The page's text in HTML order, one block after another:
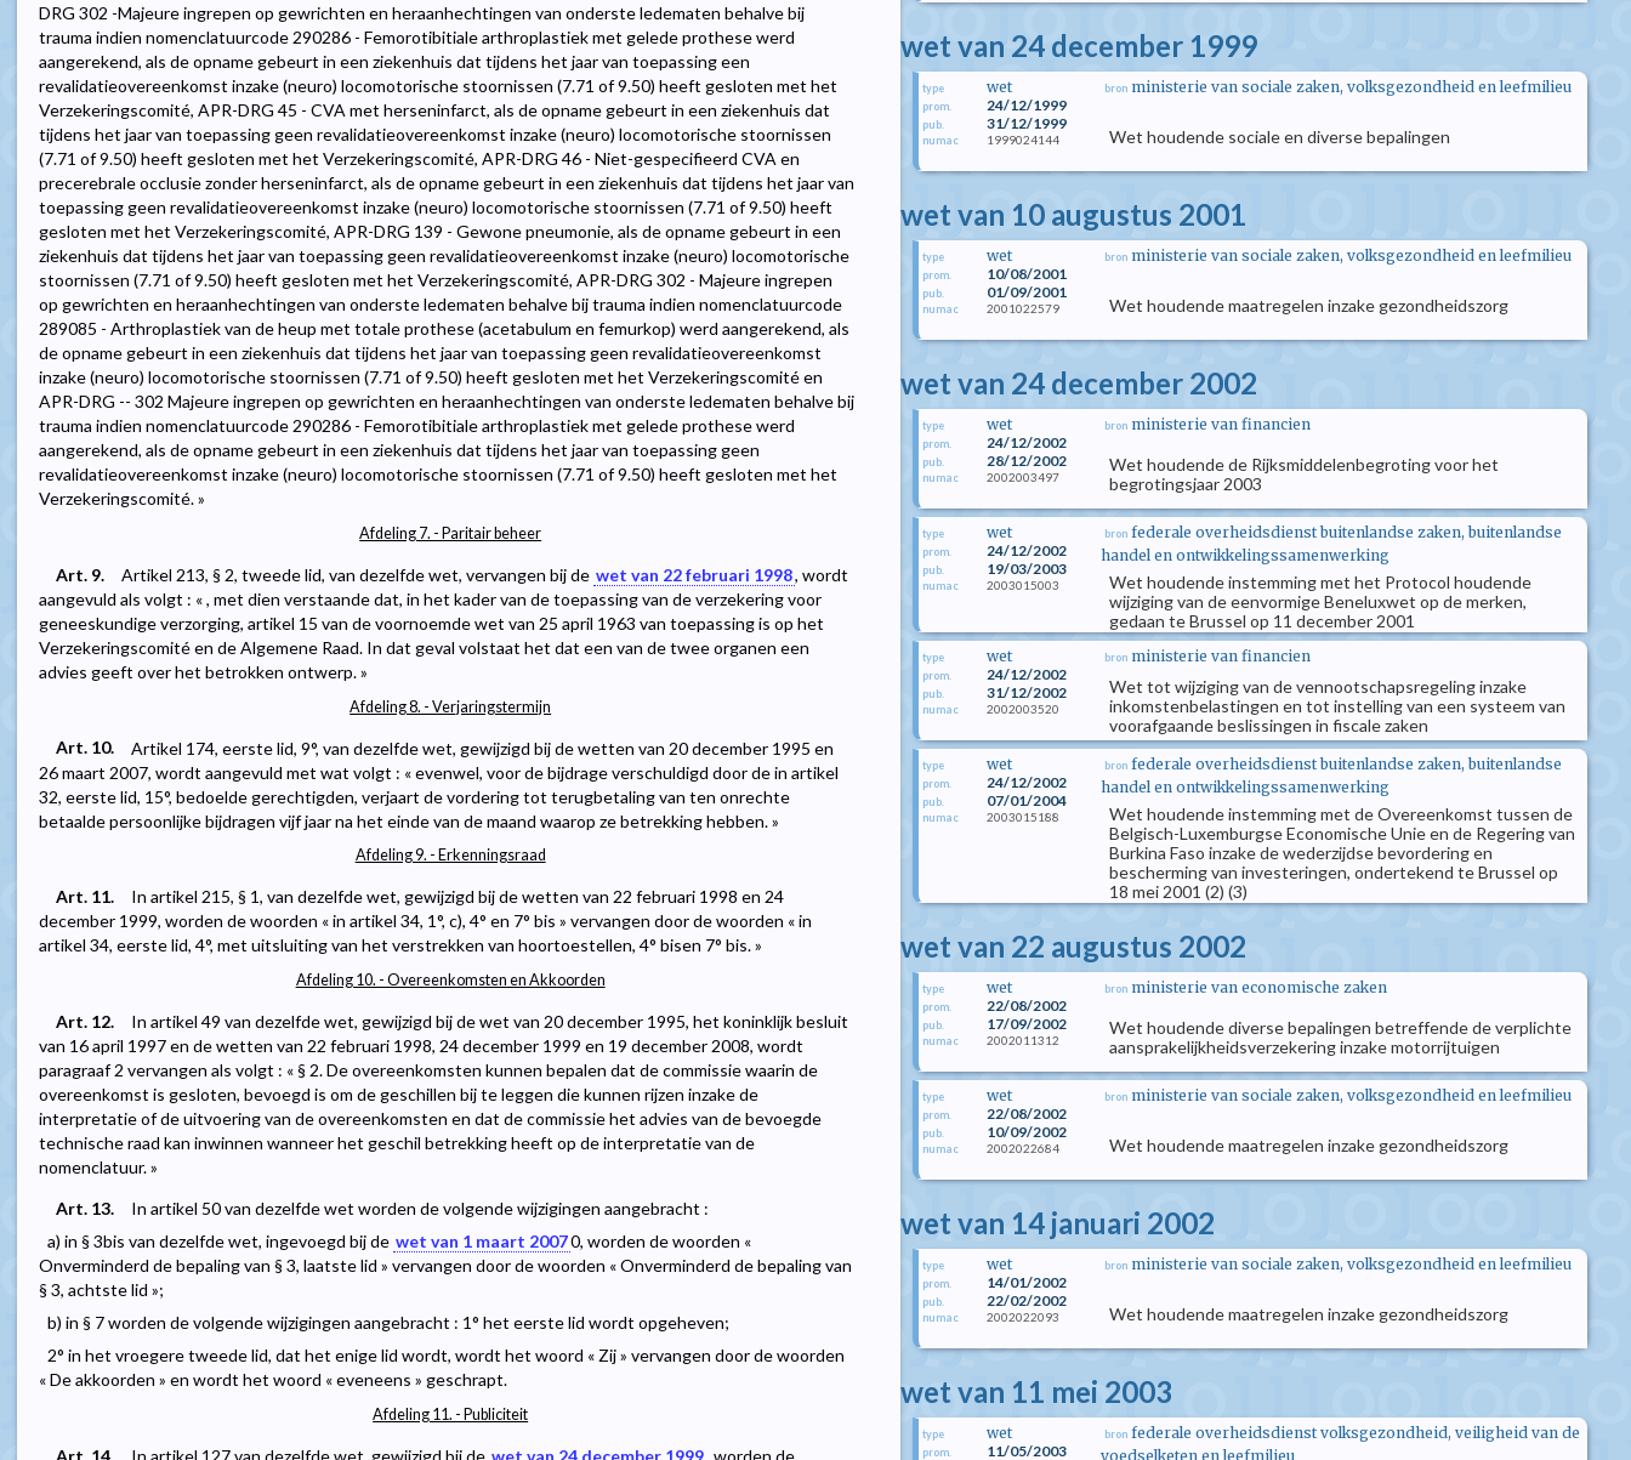
DRG 302 -Majeure ingrepen op gewrichten en heraanhechtingen van onderste ledematen behalve bij
trauma indien nomenclatuurcode 290286 - Femorotibitiale arthroplastiek met gelede prothese werd
aangerekend, als de opname gebeurt in een ziekenhuis dat tijdens het jaar van toepassing een
revalidatieovereenkomst inzake (neuro) locomotorische stoornissen (7.71 of 9.50) heeft gesloten met het
Verzekeringscomité, APR-DRG 45 - CVA met herseninfarct, als de opname gebeurt in een ziekenhuis dat
tijdens het jaar van toepassing geen revalidatieovereenkomst inzake (neuro) locomotorische stoornissen
(7.71 of 9.50) heeft gesloten met het Verzekeringscomité, APR-DRG 46 - Niet-gespecifieerd CVA en
precerebrale occlusie zonder herseninfarct, als de opname gebeurt in een ziekenhuis dat tijdens het jaar van
toepassing geen revalidatieovereenkomst inzake (neuro) locomotorische stoornissen (7.71 of 9.50) heeft
gesloten met het Verzekeringscomité, APR-DRG 139 - Gewone pneumonie, als de opname gebeurt in een
ziekenhuis dat tijdens het jaar van toepassing geen revalidatieovereenkomst inzake (neuro) locomotorische
stoornissen (7.71 of 9.50) heeft gesloten met het Verzekeringscomité, APR-DRG 302 - Majeure ingrepen
op gewrichten en heraanhechtingen van onderste ledematen behalve bij trauma indien nomenclatuurcode
289085 - Arthroplastiek van de heup met totale prothese (acetabulum en femurkop) werd aangerekend, als
de opname gebeurt in een ziekenhuis dat tijdens het jaar van toepassing geen revalidatieovereenkomst
inzake (neuro) locomotorische stoornissen (7.71 of 9.50) heeft gesloten met het Verzekeringscomité en
APR-DRG -- 302 Majeure ingrepen op gewrichten en heraanhechtingen van onderste ledematen behalve bij
trauma indien nomenclatuurcode 290286 - Femorotibitiale arthroplastiek met gelede prothese werd
aangerekend, als de opname gebeurt in een ziekenhuis dat tijdens het jaar van toepassing geen
revalidatieovereenkomst inzake (neuro) locomotorische stoornissen (7.71 of 9.50) heeft gesloten met het
Verzekeringscomité. »
Afdeling 7. - Paritair beheer
Art. 9. Artikel 213, § 2, tweede lid, van dezelfde wet, vervangen bij de wet van 22 februari 1998, wordt
aangevuld als volgt : « , met dien verstaande dat, in het kader van de toepassing van de verzekering voor
geneeskundige verzorging, artikel 15 van de voornoemde wet van 25 april 1963 van toepassing is op het
Verzekeringscomité en de Algemene Raad. In dat geval volstaat het dat een van de twee organen een
advies geeft over het betrokken ontwerp. »
Afdeling 8. - Verjaringstermijn
Art. 10.
Artikel 174, eerste lid, 9°, van dezelfde wet, gewijzigd bij de wetten van 20 december 1995 en
26 maart 2007, wordt aangevuld met wat volgt : « evenwel, voor de bijdrage verschuldigd door de in artikel
32, eerste lid, 15°, bedoelde gerechtigden, verjaart de vordering tot terugbetaling van ten onrechte
betaalde persoonlijke bijdragen vijf jaar na het einde van de maand waarop ze betrekking hebben. »
Afdeling 9. - Erkenningsraad
Art. 11.
In artikel 215, § 1, van dezelfde wet, gewijzigd bij de wetten van 22 februari 1998 en 24
december 1999, worden de woorden « in artikel 34, 1°, c), 4° en 7° bis » vervangen door de woorden « in
artikel 34, eerste lid, 4°, met uitsluiting van het verstrekken van hoortoestellen, 4° bisen 7° bis. »
Afdeling 10. - Overeenkomsten en Akkoorden
Art. 12.
In artikel 49 van dezelfde wet, gewijzigd bij de wet van 20 december 1995, het koninklijk besluit
van 16 april 1997 en de wetten van 22 februari 1998, 24 december 1999 en 19 december 2008, wordt
paragraaf 2 vervangen als volgt : « § 2. De overeenkomsten kunnen bepalen dat de commissie waarin de
overeenkomst is gesloten, bevoegd is om de geschillen bij te leggen die kunnen rijzen inzake de
interpretatie of de uitvoering van de overeenkomsten en dat de commissie het advies van de bevoegde
technische raad kan inwinnen wanneer het geschil betrekking heeft op de interpretatie van de
nomenclatuur. »
Art. 13.
In artikel 50 van dezelfde wet worden de volgende wijzigingen aangebracht :
a) in § 3bis van dezelfde wet, ingevoegd bij de wet van 1 maart 20070, worden de woorden «
Onverminderd de bepaling van § 3, laatste lid » vervangen door de woorden « Onverminderd de bepaling van
§ 3, achtste lid »;
b) in § 7 worden de volgende wijzigingen aangebracht : 1° het eerste lid wordt opgeheven;
2° in het vroegere tweede lid, dat het enige lid wordt, wordt het woord « Zij » vervangen door de woorden
« De akkoorden » en wordt het woord « eveneens » geschrapt.
Afdeling 11. - Publiciteit
Art. 14. In artikel 127 van dezelfde wet, gewijzigd bij de wet van 24 december 1999 , worden de
wet van 24 december 1999
type wet
prom. 24/12/1999
pub. 31/12/1999
numac 1999024144
bron ministerie van sociale zaken, volksgezondheid en leefmilieu
Wet houdende sociale en diverse bepalingen
wet van 10 augustus 2001
type wet
prom. 10/08/2001
pub. 01/09/2001
numac 2001022579
bron ministerie van sociale zaken, volksgezondheid en leefmilieu
Wet houdende maatregelen inzake gezondheidszorg
wet van 24 december 2002
type wet
prom. 24/12/2002
pub. 28/12/2002
numac 2002003497
bron ministerie van financien
Wet houdende de Rijksmiddelenbegroting voor het
begrotingsjaar 2003
type wet
prom. 24/12/2002
pub. 19/03/2003
numac 2003015003
bron federale overheidsdienst buitenlandse zaken, buitenlandse
handel en ontwikkelingssamenwerking
Wet houdende instemming met het Protocol houdende
wijziging van de eenvormige Beneluxwet op de merken,
gedaan te Brussel op 11 december 2001
type wet
prom. 24/12/2002
pub. 31/12/2002
numac 2002003520
bron ministerie van financien
Wet tot wijziging van de vennootschapsregeling inzake
inkomstenbelastingen en tot instelling van een systeem van
voorafgaande beslissingen in fiscale zaken
type wet
prom. 24/12/2002
pub. 07/01/2004
numac 2003015188
bron federale overheidsdienst buitenlandse zaken, buitenlandse
handel en ontwikkelingssamenwerking
Wet houdende instemming met de Overeenkomst tussen de
Belgisch-Luxemburgse Economische Unie en de Regering van
Burkina Faso inzake de wederzijdse bevordering en
bescherming van investeringen, ondertekend te Brussel op
18 mei 2001 (2) (3)
wet van 22 augustus 2002
type wet
prom. 22/08/2002
pub. 17/09/2002
numac 2002011312
bron ministerie van economische zaken
Wet houdende diverse bepalingen betreffende de verplichte
aansprakelijkheidsverzekering inzake motorrijtuigen
type wet
prom. 22/08/2002
pub. 10/09/2002
numac 2002022684
bron ministerie van sociale zaken, volksgezondheid en leefmilieu
Wet houdende maatregelen inzake gezondheidszorg
wet van 14 januari 2002
type wet
prom. 14/01/2002
pub. 22/02/2002
numac 2002022093
bron ministerie van sociale zaken, volksgezondheid en leefmilieu
Wet houdende maatregelen inzake gezondheidszorg
wet van 11 mei 2003
type wet
prom. 11/05/2003
bron federale overheidsdienst volksgezondheid, veiligheid van de
voedselketen en leefmilieu